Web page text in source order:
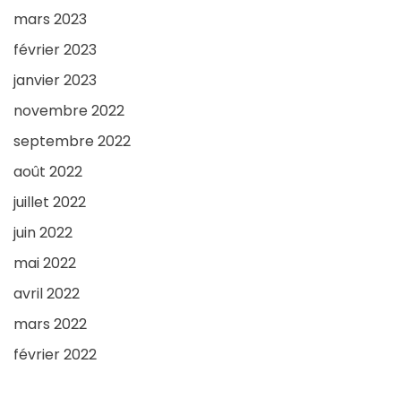
mars 2023
février 2023
janvier 2023
novembre 2022
septembre 2022
août 2022
juillet 2022
juin 2022
mai 2022
avril 2022
mars 2022
février 2022